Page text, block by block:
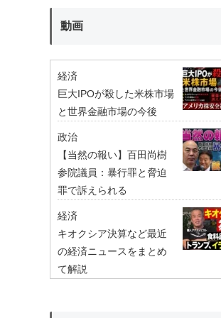
動画
経済
巨大IPOが殺した米株市場
と世界金融市場の今後
政治
【当然の報い】百田尚樹
参院議員：暴行罪と脅迫
罪で訴えられる
経済
キオクシア決算など最近
の経済ニュースをまとめ
て解説